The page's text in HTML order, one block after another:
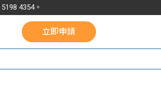
5198 4354。
立即申請